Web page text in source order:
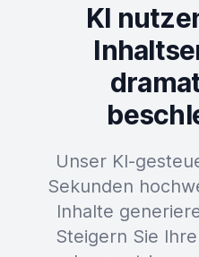
KI
Unser KI-
Sekunden
Inhalte
Steigern Sie